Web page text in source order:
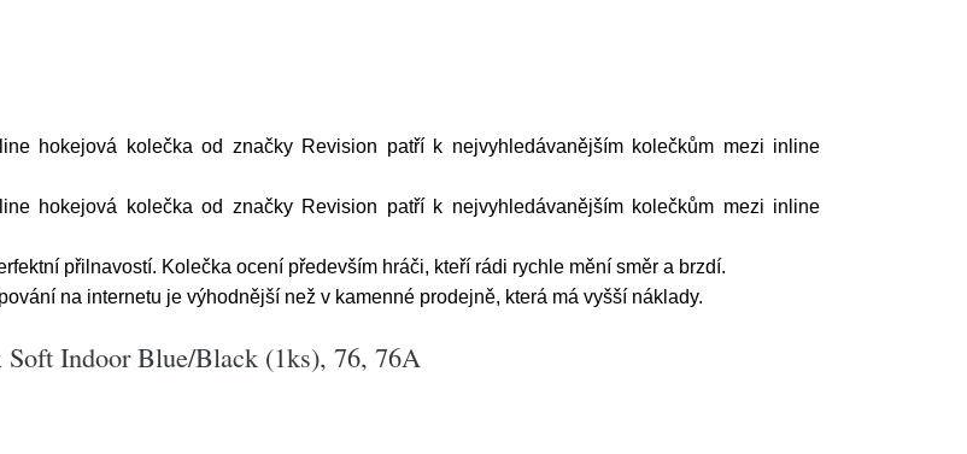
hokejová kolečka od značky Revision patří k nejvyhledávanějším kolečkům mezi inline
hokejová kolečka od značky Revision patří k nejvyhledávanějším kolečkům mezi inline
přilnavostí. Kolečka ocení především hráči, kteří rádi rychle mění směr a brzdí.
na internetu je výhodnější než v kamenné prodejně, která má vyšší náklady.
Indoor Blue/Black (1ks), 76, 76A